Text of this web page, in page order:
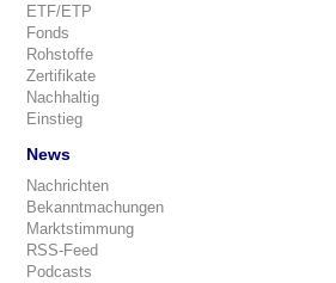
ETF/ETP
Fonds
Rohstoffe
Zertifikate
Nachhaltig
Einstieg
News
Nachrichten
Bekanntmachungen
Marktstimmung
RSS-Feed
Podcasts